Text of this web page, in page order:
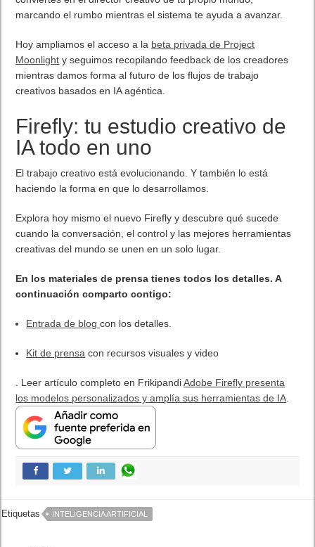
marcando el rumbo mientras el sistema te ayuda a avanzar.
Hoy ampliamos el acceso a la beta privada de Project
Moonlight y seguimos recopilando feedback de los creadores
mientras damos forma al futuro de los flujos de trabajo
creativos basados en IA agéntica.
Firefly: tu estudio creativo de
IA todo en uno
El trabajo creativo está evolucionando. Y también lo está
haciendo la forma en que lo desarrollamos.
Explora hoy mismo el nuevo Firefly y descubre qué sucede
cuando la conversación, el control y las mejores herramientas
creativas del mundo se unen en un solo lugar.
En los materiales de prensa tienes todos los detalles. A
continuación comparto contigo:
Entrada de blogcon los detalles.
Kit de prensa con recursos visuales y video
. Leer artículo completo en FrikipandiAdobe Firefly presenta
los modelos personalizados y amplía sus herramientas de IA
Etiquetas INTELIGENCIA ARTIFICIAL